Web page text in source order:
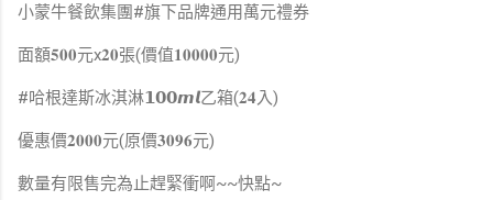
小蒙牛餐飲集團#旗下品牌通用萬元禮券
面額𝟓𝟎𝟎元x𝟐𝟎張(價值𝟏𝟎𝟎𝟎𝟎元)
#哈根達斯冰淇淋𝟭𝟬𝟬𝙢𝙡乙箱(𝟐𝟒入)
優惠價𝟐𝟎𝟎𝟎元(原價𝟑𝟎𝟗𝟔元)
數量有限售完為止趕緊衝啊~~快點~